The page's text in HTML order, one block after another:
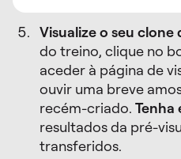
Visualize o seu clone
do treino, clique no
aceder à página de
ouvir uma breve
recém-criado. Tenha
resultados da pré-
transferidos.